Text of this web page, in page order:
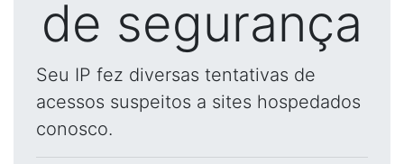
de segurança
Seu IP fez diversas tentativas de
acessos suspeitos a sites hospedados
conosco.